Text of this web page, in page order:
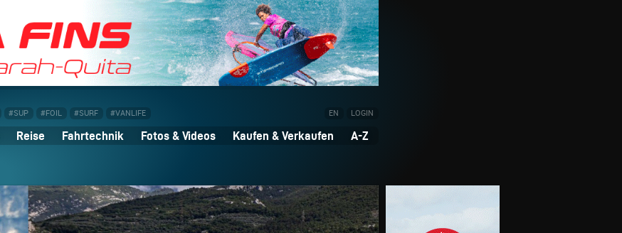
#SUP #FOIL #SURF #VANLIFE EN LOGIN
Reise Fahrtechnik Fotos & Videos Kaufen & Verkaufen A-Z